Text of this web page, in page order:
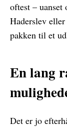
oftest –
Haderslev
pakken til et
En lang
Det er jo